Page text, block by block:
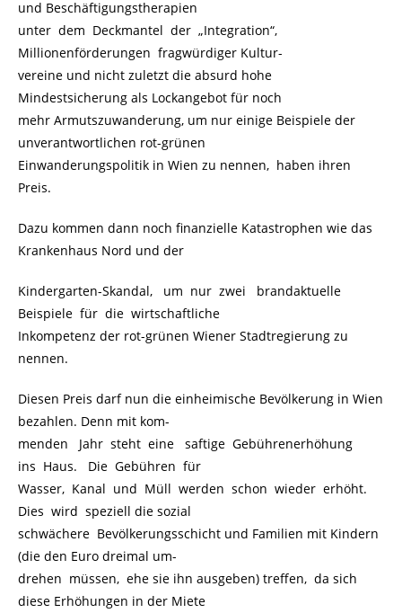
und Beschäftigungstherapien
unter dem Deckmantel der „Integration“,
Millionenförderungen fragwürdiger Kultur-
vereine und nicht zuletzt die absurd hohe
Mindestsicherung als Lockangebot für noch
mehr Armutszuwanderung, um nur einige Beispiele der
unverantwortlichen rot-grünen
Einwanderungspolitik in Wien zu nennen, haben ihren
Preis.
Dazu kommen dann noch finanzielle Katastrophen wie das
Krankenhaus Nord und der
Kindergarten-Skandal, um nur zwei brandaktuelle
Beispiele für die wirtschaftliche
Inkompetenz der rot-grünen Wiener Stadtregierung zu
nennen.
Diesen Preis darf nun die einheimische Bevölkerung in Wien
bezahlen. Denn mit kom-
menden Jahr steht eine saftige Gebührenerhöhung
ins Haus. Die Gebühren für
Wasser, Kanal und Müll werden schon wieder erhöht.
Dies wird speziell die sozial
schwächere Bevölkerungsschicht und Familien mit Kindern
(die den Euro dreimal um-
drehen müssen, ehe sie ihn ausgeben) treffen, da sich
diese Erhöhungen in der Miete